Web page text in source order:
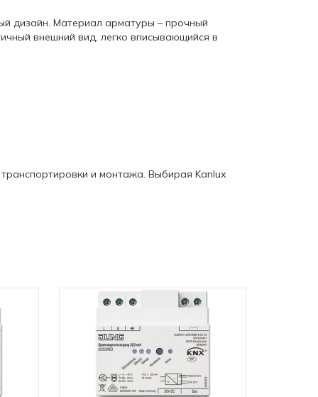
дизайн. Материал арматуры – прочный
внешний вид, легко вписывающийся в
и монтажа. Выбирая Kanlux